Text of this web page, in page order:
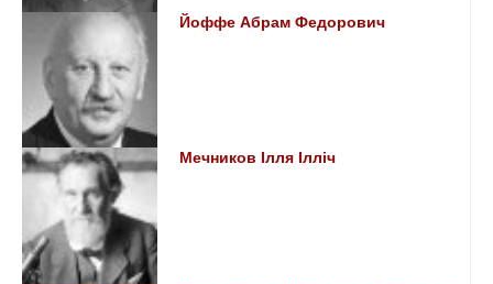
Йоффе Абрам Федорович
Мечников Ілля Ілліч